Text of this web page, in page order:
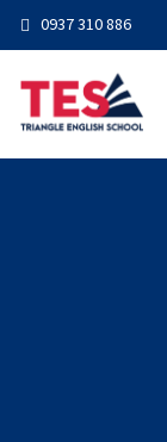
0937 310 886